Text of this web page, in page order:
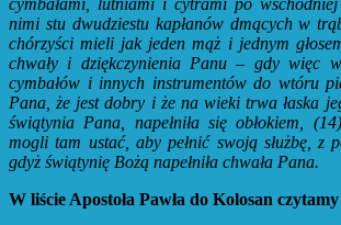
nimi stu dwudziestu kapłanów dmących w
chórzyści mieli jak jeden mąż i jednym
chwały i dziękczynienia Panu – gdy więc
cymbałów i innych instrumentów do wtóru
Pana, że jest dobry i że na wieki trwa łaska
świątynia Pana, napełniła się obłokiem,
mogli tam ustać, aby pełnić swoją służbę, z
gdyż świątynię Bożą napełniła chwała Pana.
W liście Apostoła Pawła do Kolosan